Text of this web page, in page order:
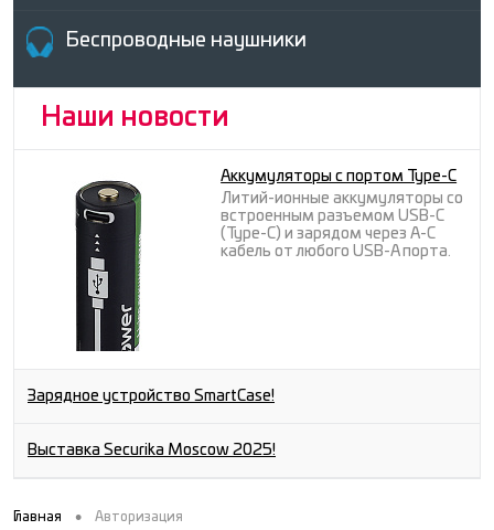
Беcпроводные наушники
Наши новости
Аккумуляторы с портом Type-C
Литий-ионные аккумуляторы со
встроенным разъемом USB-C
(Type-C) и зарядом через A-C
кабель от любого USB-A порта.
Зарядное устройство SmartCase!
Выставка Securika Moscow 2025!
Главная • Авторизация